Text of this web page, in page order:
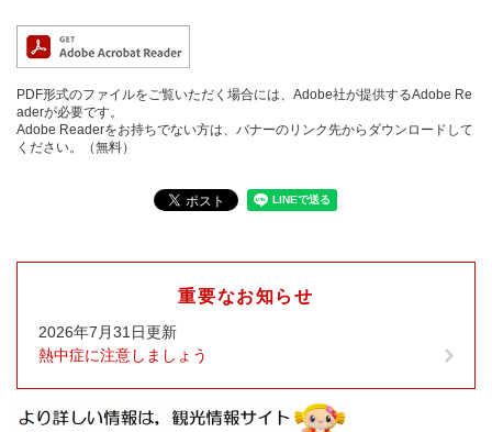
PDF形式のファイルをご覧いただく場合には、Adobe社が提供するAdobe Re
aderが必要です。
Adobe Readerをお持ちでない方は、バナーのリンク先からダウンロードして
ください。（無料）
重要なお知らせ
2026年7月31日更新
熱中症に注意しましょう